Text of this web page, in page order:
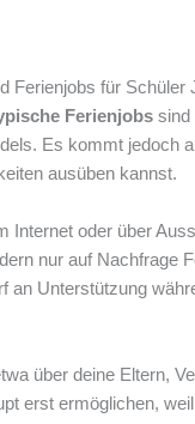
für
Ferienjobs sind
Es kommt jedoch
ausüben kannst.
oder über
nur auf Nachfrage
an Unterstützung
über deine Eltern,
erst ermöglichen,